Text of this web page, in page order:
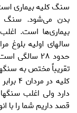
سنگ کلیه بیماری
بدن می‌شود. سنگ
بیماری‌ها است. اغلب
سالهای اولیه بلوغ
تقریباً مختص به
کلیه
دارد ولی اغلب
قصد داریم شما را با